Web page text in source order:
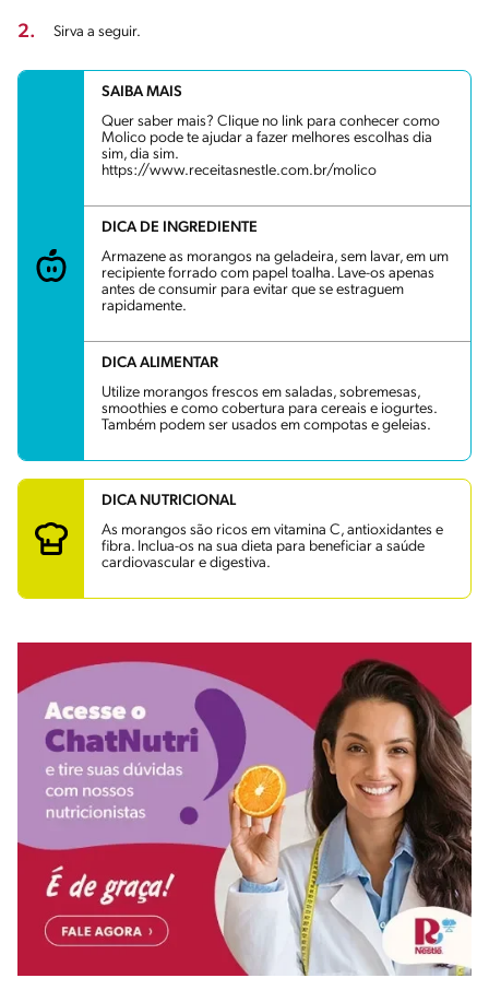
2. Sirva a seguir.
SAIBA MAIS
Quer saber mais? Clique no link para conhecer como
Molico pode te ajudar a fazer melhores escolhas dia
sim, dia sim.
https://www.receitasnestle.com.br/molico
DICA DE INGREDIENTE
Armazene as morangos na geladeira, sem lavar, em um
recipiente forrado com papel toalha. Lave-os apenas
antes de consumir para evitar que se estraguem
rapidamente.
DICA ALIMENTAR
Utilize morangos frescos em saladas, sobremesas,
smoothies e como cobertura para cereais e iogurtes.
Também podem ser usados em compotas e geleias.
DICA NUTRICIONAL
As morangos são ricos em vitamina C, antioxidantes e
fibra. Inclua-os na sua dieta para beneficiar a saúde
cardiovascular e digestiva.